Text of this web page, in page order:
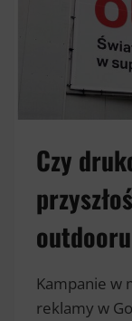
Czy
Kampanie w
reklamy w